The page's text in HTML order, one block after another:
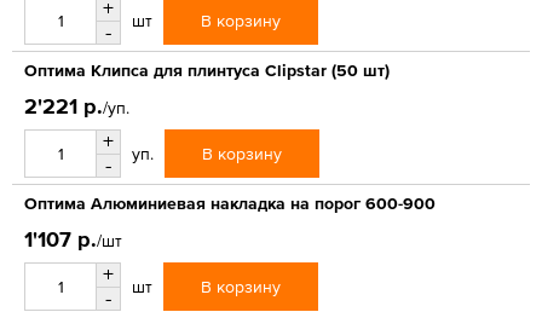
+
-
шт В корзину
Оптима Клипса для плинтуса Clipstar (50 шт)
2'221 р./уп.
+
-
уп. В корзину
Оптима Алюминиевая накладка на порог 600-900
1'107 р./шт
+
-
шт В корзину